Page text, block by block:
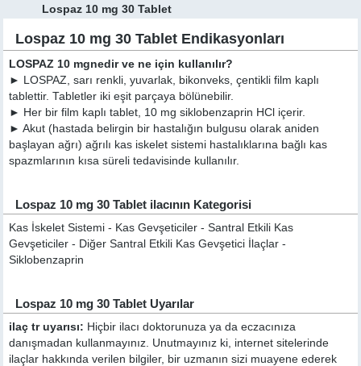
Lospaz 10 mg 30 Tablet
Lospaz 10 mg 30 Tablet Endikasyonları
LOSPAZ 10 mgnedir ve ne için kullanılır?
► LOSPAZ, sarı renkli, yuvarlak, bikonveks, çentikli film kaplı
tablettir. Tabletler iki eşit parçaya bölünebilir.
► Her bir film kaplı tablet, 10 mg siklobenzaprin HCl içerir.
► Akut (hastada belirgin bir hastalığın bulgusu olarak aniden
başlayan ağrı) ağrılı kas iskelet sistemi hastalıklarına bağlı kas
spazmlarının kısa süreli tedavisinde kullanılır.
Lospaz 10 mg 30 Tablet ilacının Kategorisi
Kas İskelet Sistemi - Kas Gevşeticiler - Santral Etkili Kas
Gevşeticiler - Diğer Santral Etkili Kas Gevşetici İlaçlar -
Siklobenzaprin
Lospaz 10 mg 30 Tablet Uyarılar
ilaç tr uyarısı: Hiçbir ilacı doktorunuza ya da eczacınıza
danışmadan kullanmayınız. Unutmayınız ki, internet sitelerinde
ilaçlar hakkında verilen bilgiler, bir uzmanın sizi muayene ederek